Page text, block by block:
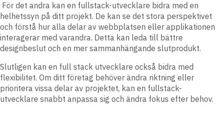
För det andra kan en fullstack-utvecklare bidra med en
helhetssyn på ditt projekt. De kan se det stora perspektivet
och förstå hur alla delar av webbplatsen eller applikationen
interagerar med varandra. Detta kan leda till bättre
designbeslut och en mer sammanhängande slutprodukt.
Slutligen kan en full stack utvecklare också bidra med
flexibilitet. Om ditt företag behöver ändra riktning eller
prioritera vissa delar av projektet, kan en fullstack-
utvecklare snabbt anpassa sig och ändra fokus efter behov.